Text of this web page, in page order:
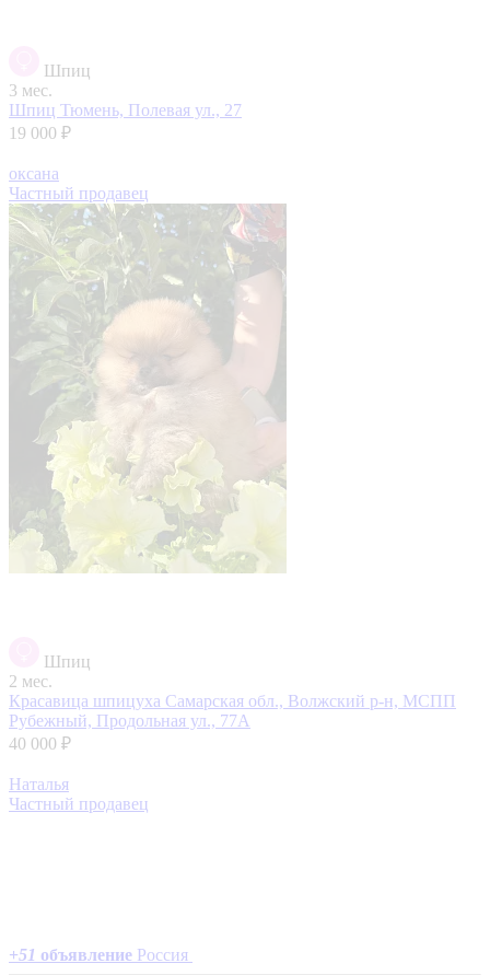
Шпиц
3 мес.
Шпиц Тюмень, Полевая ул., 27
19 000 ₽
оксана
Частный продавец
Шпиц
2 мес.
Красавица шпицуха Самарская обл., Волжский р-н, МСПП
Рубежный, Продольная ул., 77А
40 000 ₽
Наталья
Частный продавец
+51 объявление Россия